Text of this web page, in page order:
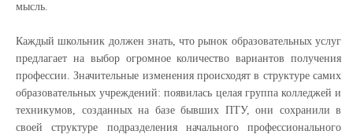
мысль.
Каждый школьник должен знать, что рынок образовательных услуг
предлагает на выбор огромное количество вариантов получения
профессии. Значительные изменения происходят в структуре самих
образовательных учреждений: появилась целая группа колледжей и
техникумов, созданных на базе бывших ПТУ, они сохранили в
своей структуре подразделения начального профессионального